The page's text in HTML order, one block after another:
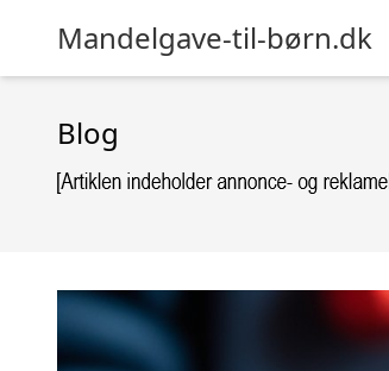
Mandelgave-til-børn.dk
Blog